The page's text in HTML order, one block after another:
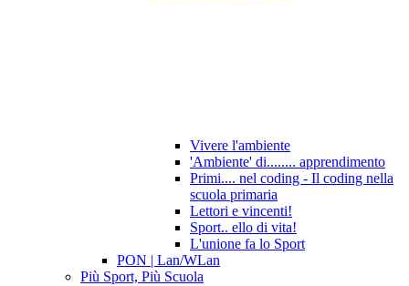
Vivere l'ambiente
'Ambiente' di........ apprendimento
Primi.... nel coding - Il coding nella
scuola primaria
Lettori e vincenti!
Sport.. ello di vita!
L'unione fa lo Sport
PON | Lan/WLan
Più Sport, Più Scuola